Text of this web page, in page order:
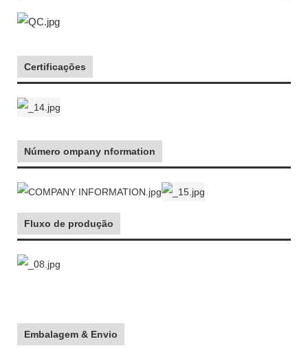
Certificações
Número ompany nformation
Fluxo de produção
Embalagem & Envio